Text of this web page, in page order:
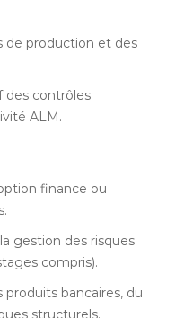
de production et des
des contrôles
ALM.
finance ou
gestion des risques
compris).
produits bancaires, du
structurels.